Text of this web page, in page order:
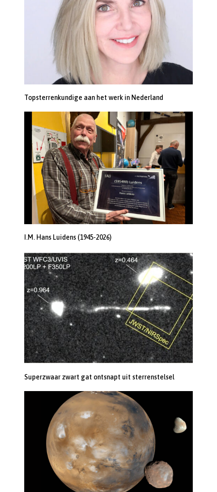
Topsterrenkundige aan het werk in Nederland
I.M. Hans Luidens (1945-2026)
Superzwaar zwart gat ontsnapt uit sterrenstelsel